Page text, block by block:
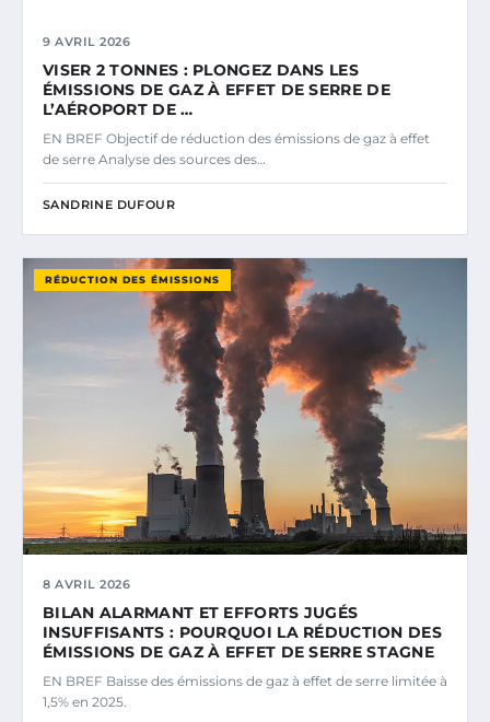
9 AVRIL 2026
VISER 2 TONNES : PLONGEZ DANS LES
ÉMISSIONS DE GAZ À EFFET DE SERRE DE
L’AÉROPORT DE …
EN BREF Objectif de réduction des émissions de gaz à effet
de serre Analyse des sources des…
SANDRINE DUFOUR
RÉDUCTION DES ÉMISSIONS
8 AVRIL 2026
BILAN ALARMANT ET EFFORTS JUGÉS
INSUFFISANTS : POURQUOI LA RÉDUCTION DES
ÉMISSIONS DE GAZ À EFFET DE SERRE STAGNE
EN BREF Baisse des émissions de gaz à effet de serre limitée à
1,5% en 2025.